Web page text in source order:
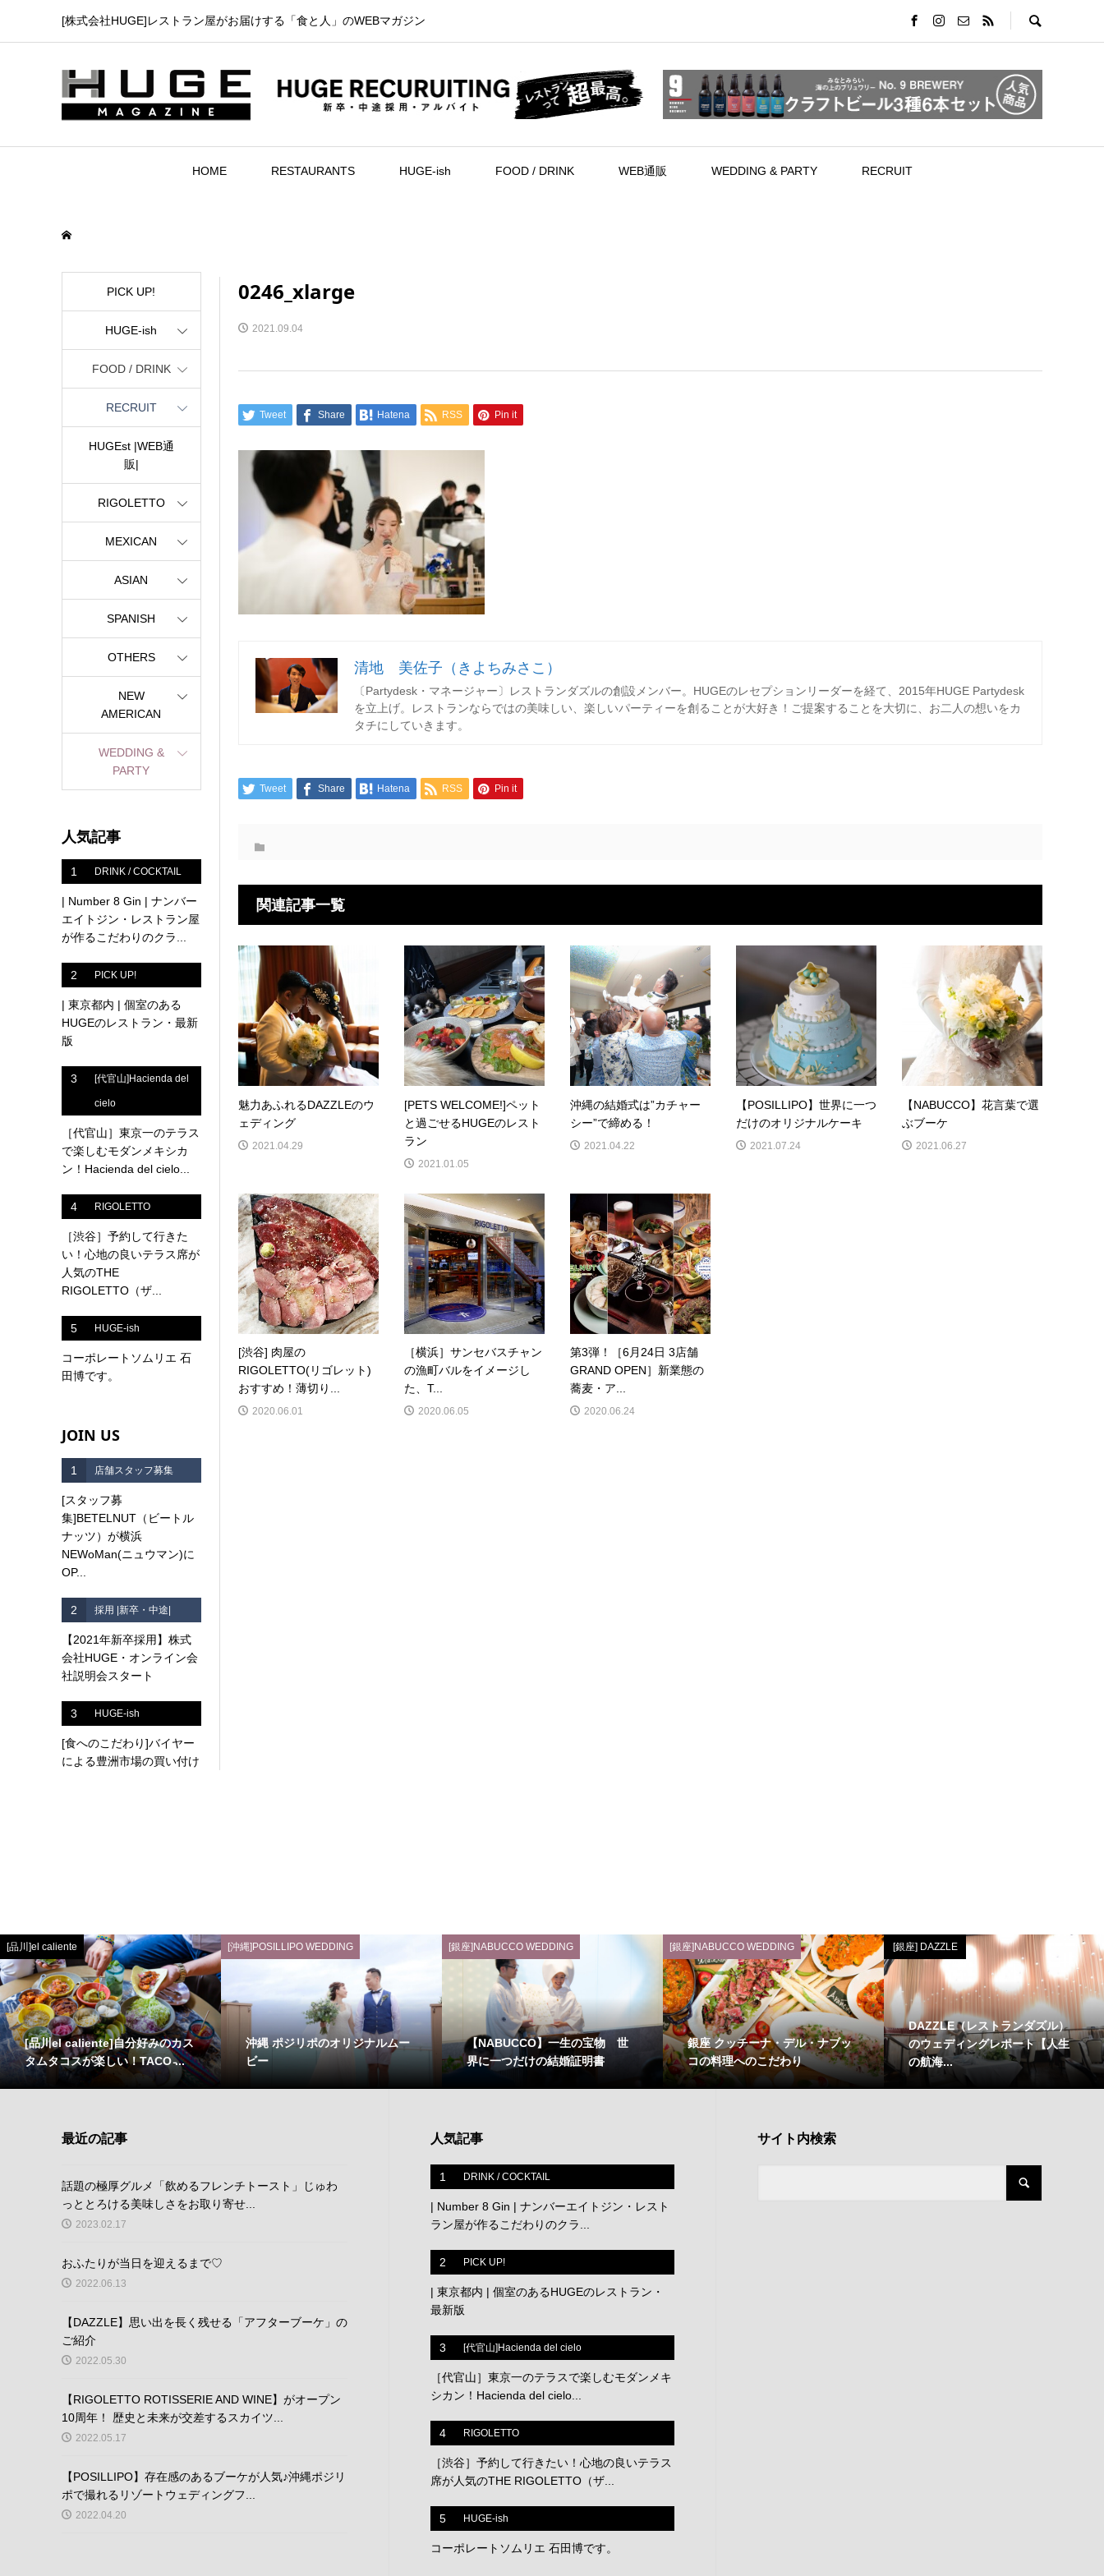
[株式会社HUGE]レストラン屋がお届けする「食と人」のWEBマガジン
HOME RESTAURANTS HUGE-ish FOOD / DRINK WEB通販 WEDDING & PARTY RECRUIT
0246_xlarge
2021.09.04
Tweet Share Hatena RSS Pin it
清地 美佐子（きよちみさこ）
〔Partydesk・マネージャー〕レストランダズルの創設メンバー。HUGEのレセプションリーダーを経て、2015年HUGE Partydesk
を立上げ。レストランならではの美味しい、楽しいパーティーを創ることが大好き！ご提案することを大切に、お二人の想いをカ
タチにしていきます。
Tweet Share Hatena RSS Pin it
関連記事一覧
魅力あふれるDAZZLEのウ
ェディング
2021.04.29
[PETS WELCOME!]ペット
と過ごせるHUGEのレスト
ラン
2021.01.05
沖縄の結婚式は”カチャー
シー”で締める！
2021.04.22
【POSILLIPO】世界に一つ
だけのオリジナルケーキ
2021.07.24
【NABUCCO】花言葉で選
ぶブーケ
2021.06.27
[渋谷] 肉屋の
RIGOLETTO(リゴレット)
おすすめ！薄切り...
2020.06.01
［横浜］サンセバスチャン
の漁町バルをイメージし
た、T...
2020.06.05
第3弾！［6月24日 3店舗
GRAND OPEN］新業態の
蕎麦・ア...
2020.06.24
PICK UP!
HUGE-ish
FOOD / DRINK
RECRUIT
HUGEst |WEB通
販|
RIGOLETTO
MEXICAN
ASIAN
SPANISH
OTHERS
NEW
AMERICAN
WEDDING &
PARTY
人気記事
1 DRINK / COCKTAIL
| Number 8 Gin | ナンバー
エイトジン・レストラン屋
が作るこだわりのクラ...
2 PICK UP!
| 東京都内 | 個室のある
HUGEのレストラン・最新
版
3 [代官山]Hacienda del
cielo
［代官山］東京一のテラス
で楽しむモダンメキシカ
ン！Hacienda del cielo...
4 RIGOLETTO
［渋谷］予約して行きた
い！心地の良いテラス席が
人気のTHE
RIGOLETTO（ザ...
5 HUGE-ish
コーポレートソムリエ 石
田博です。
JOIN US
1 店舗スタッフ募集
[スタッフ募
集]BETELNUT（ビートル
ナッツ）が横浜
NEWoMan(ニュウマン)に
OP...
2 採用 |新卒・中途|
【2021年新卒採用】株式
会社HUGE・オンライン会
社説明会スタート
3 HUGE-ish
[食へのこだわり]バイヤー
による豊洲市場の買い付け
[品川]el caliente
[品川el caliente]自分好みのカス
タムタコスが楽しい！TACO ̵...
[沖縄]POSILLIPO WEDDING
沖縄 ポジリポのオリジナルムー
ビー
[銀座]NABUCCO WEDDING
【NABUCCO】一生の宝物 世
界に一つだけの結婚証明書
[銀座]NABUCCO WEDDING
銀座 クッチーナ・デル・ナブッ
コの料理へのこだわり
[銀座] DAZZLE
DAZZLE（レストランダズル）
のウェディングレポート【人生
の航海...
最近の記事
話題の極厚グルメ「飲めるフレンチトースト」じゅわ
っととろける美味しさをお取り寄せ...
2023.02.17
おふたりが当日を迎えるまで♡
2022.06.13
【DAZZLE】思い出を長く残せる「アフターブーケ」の
ご紹介
2022.05.30
【RIGOLETTO ROTISSERIE AND WINE】がオープン
10周年！ 歴史と未来が交差するスカイツ...
2022.05.17
【POSILLIPO】存在感のあるブーケが人気♪沖縄ポジリ
ポで撮れるリゾートウェディングフ...
2022.04.20
人気記事
1 DRINK / COCKTAIL
| Number 8 Gin | ナンバーエイトジン・レスト
ラン屋が作るこだわりのクラ...
2 PICK UP!
| 東京都内 | 個室のあるHUGEのレストラン・
最新版
3 [代官山]Hacienda del cielo
［代官山］東京一のテラスで楽しむモダンメキ
シカン！Hacienda del cielo...
4 RIGOLETTO
［渋谷］予約して行きたい！心地の良いテラス
席が人気のTHE RIGOLETTO（ザ...
5 HUGE-ish
コーポレートソムリエ 石田博です。
サイト内検索